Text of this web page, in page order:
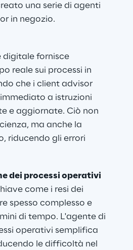
una serie di agenti
in negozio.
digitale fornisce
reale sui processi in
che i client advisor
a istruzioni
e aggiornate. Ciò non
ma anche la
riducendo gli errori
dei processi operativi
come i resi dei
spesso complesso e
di tempo. L'agente di
operativi semplifica
le difficoltà nel